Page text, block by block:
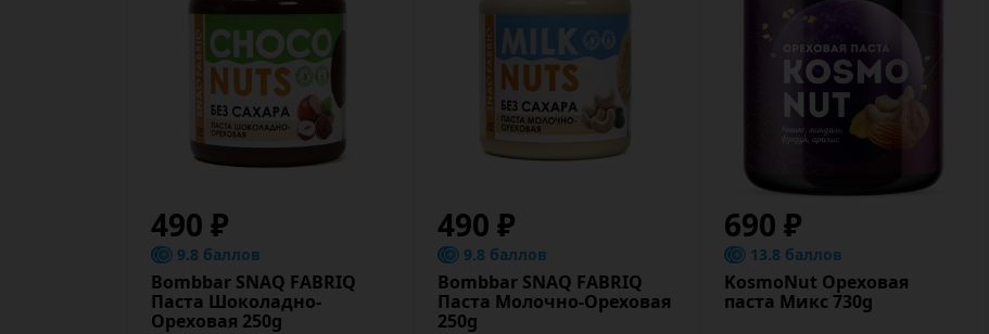
490 ₽
9.8 баллов
Bombbar SNAQ FABRIQ
Паста Шоколадно-
Ореховая 250g
490 ₽
9.8 баллов
Bombbar SNAQ FABRIQ
Паста Молочно-Ореховая
250g
690 ₽
13.8 баллов
KosmoNut Ореховая
паста Микс 730g